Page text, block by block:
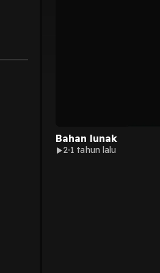
Bahan lunak
2 1 tahun lalu